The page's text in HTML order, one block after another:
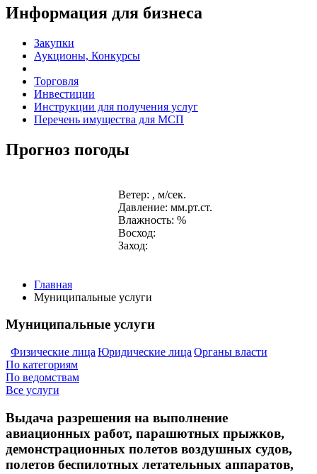
Информация для бизнеса
Закупки
Аукционы, Конкурсы
Торговля
Инвестиции
Инструкции для получения услуг
Перечень имущества для МСП
Прогноз погоды
Ветер: , м/сек.
Давление: мм.рт.ст.
Влажность: %
Восход:
Заход:
Главная
Муниципальные услуги
Муниципальные услуги
Физические лица Юридические лица Органы власти
По категориям
По ведомствам
Все услуги
Выдача разрешения на выполнение
авиационных работ, парашютных прыжков,
демонстрационных полетов воздушных судов,
полетов беспилотных летательных аппаратов,